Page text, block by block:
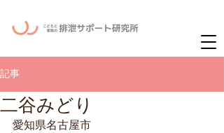
記事
二谷みどり
愛知県名古屋市